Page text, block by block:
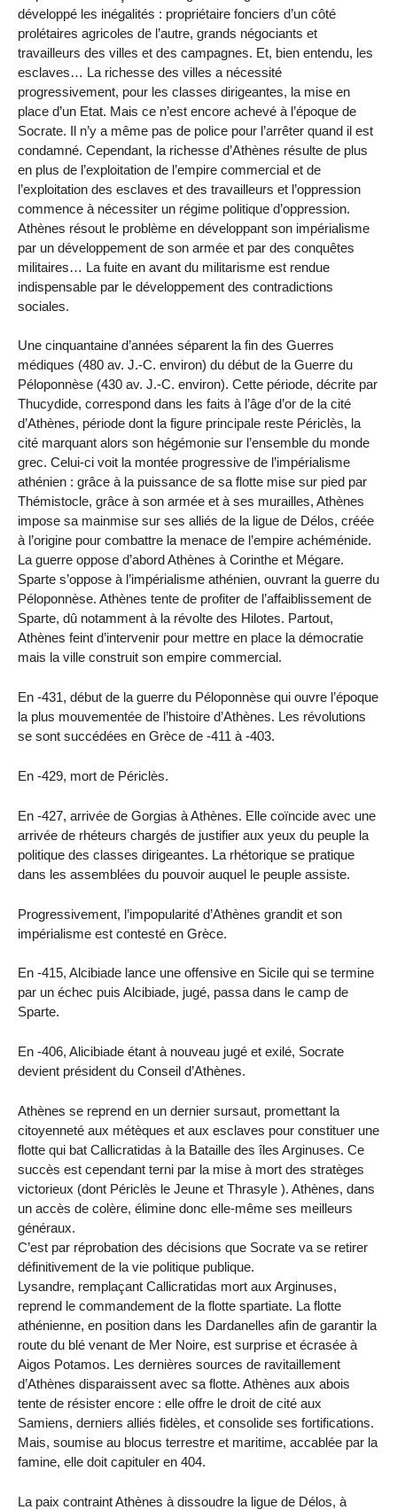
développé les inégalités : propriétaire fonciers d’un côté
prolétaires agricoles de l’autre, grands négociants et
travailleurs des villes et des campagnes. Et, bien entendu, les
esclaves… La richesse des villes a nécessité
progressivement, pour les classes dirigeantes, la mise en
place d’un Etat. Mais ce n’est encore achevé à l’époque de
Socrate. Il n’y a même pas de police pour l’arrêter quand il est
condamné. Cependant, la richesse d’Athènes résulte de plus
en plus de l’exploitation de l’empire commercial et de
l’exploitation des esclaves et des travailleurs et l’oppression
commence à nécessiter un régime politique d’oppression.
Athènes résout le problème en développant son impérialisme
par un développement de son armée et par des conquêtes
militaires… La fuite en avant du militarisme est rendue
indispensable par le développement des contradictions
sociales.
Une cinquantaine d’années séparent la fin des Guerres
médiques (480 av. J.-C. environ) du début de la Guerre du
Péloponnèse (430 av. J.-C. environ). Cette période, décrite par
Thucydide, correspond dans les faits à l’âge d’or de la cité
d’Athènes, période dont la figure principale reste Périclès, la
cité marquant alors son hégémonie sur l’ensemble du monde
grec. Celui-ci voit la montée progressive de l’impérialisme
athénien : grâce à la puissance de sa flotte mise sur pied par
Thémistocle, grâce à son armée et à ses murailles, Athènes
impose sa mainmise sur ses alliés de la ligue de Délos, créée
à l’origine pour combattre la menace de l’empire achéménide.
La guerre oppose d’abord Athènes à Corinthe et Mégare.
Sparte s’oppose à l’impérialisme athénien, ouvrant la guerre du
Péloponnèse. Athènes tente de profiter de l’affaiblissement de
Sparte, dû notamment à la révolte des Hilotes. Partout,
Athènes feint d’intervenir pour mettre en place la démocratie
mais la ville construit son empire commercial.
En -431, début de la guerre du Péloponnèse qui ouvre l’époque
la plus mouvementée de l’histoire d’Athènes. Les révolutions
se sont succédées en Grèce de -411 à -403.
En -429, mort de Périclès.
En -427, arrivée de Gorgias à Athènes. Elle coïncide avec une
arrivée de rhéteurs chargés de justifier aux yeux du peuple la
politique des classes dirigeantes. La rhétorique se pratique
dans les assemblées du pouvoir auquel le peuple assiste.
Progressivement, l’impopularité d’Athènes grandit et son
impérialisme est contesté en Grèce.
En -415, Alcibiade lance une offensive en Sicile qui se termine
par un échec puis Alcibiade, jugé, passa dans le camp de
Sparte.
En -406, Alicibiade étant à nouveau jugé et exilé, Socrate
devient président du Conseil d’Athènes.
Athènes se reprend en un dernier sursaut, promettant la
citoyenneté aux métèques et aux esclaves pour constituer une
flotte qui bat Callicratidas à la Bataille des îles Arginuses. Ce
succès est cependant terni par la mise à mort des stratèges
victorieux (dont Périclès le Jeune et Thrasyle ). Athènes, dans
un accès de colère, élimine donc elle-même ses meilleurs
généraux.
C’est par réprobation des décisions que Socrate va se retirer
définitivement de la vie politique publique.
Lysandre, remplaçant Callicratidas mort aux Arginuses,
reprend le commandement de la flotte spartiate. La flotte
athénienne, en position dans les Dardanelles afin de garantir la
route du blé venant de Mer Noire, est surprise et écrasée à
Aigos Potamos. Les dernières sources de ravitaillement
d’Athènes disparaissent avec sa flotte. Athènes aux abois
tente de résister encore : elle offre le droit de cité aux
Samiens, derniers alliés fidèles, et consolide ses fortifications.
Mais, soumise au blocus terrestre et maritime, accablée par la
famine, elle doit capituler en 404.
La paix contraint Athènes à dissoudre la ligue de Délos, à